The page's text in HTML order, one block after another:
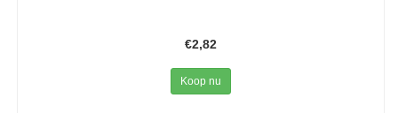
€2,82
Koop nu